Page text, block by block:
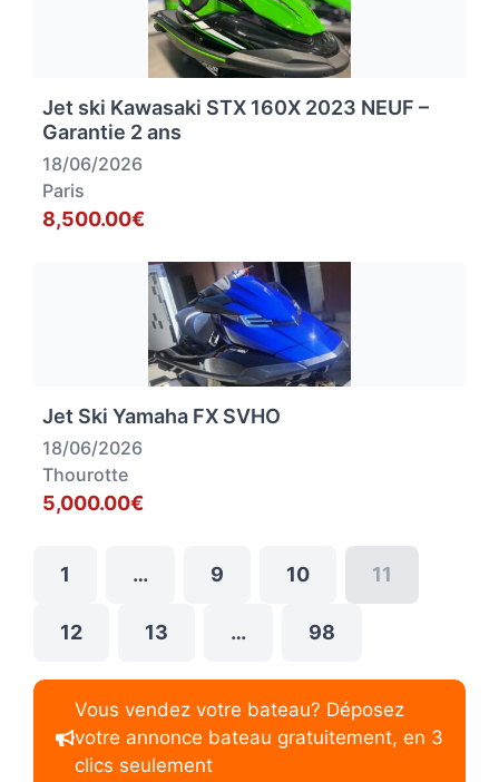
Jet ski Kawasaki STX 160X 2023 NEUF –
Garantie 2 ans
18/06/2026
Paris
8,500.00€
Jet Ski Yamaha FX SVHO
18/06/2026
Thourotte
5,000.00€
1 … 9 10 11
12 13 … 98
Vous vendez votre bateau? Déposez
votre annonce bateau gratuitement, en 3
clics seulement